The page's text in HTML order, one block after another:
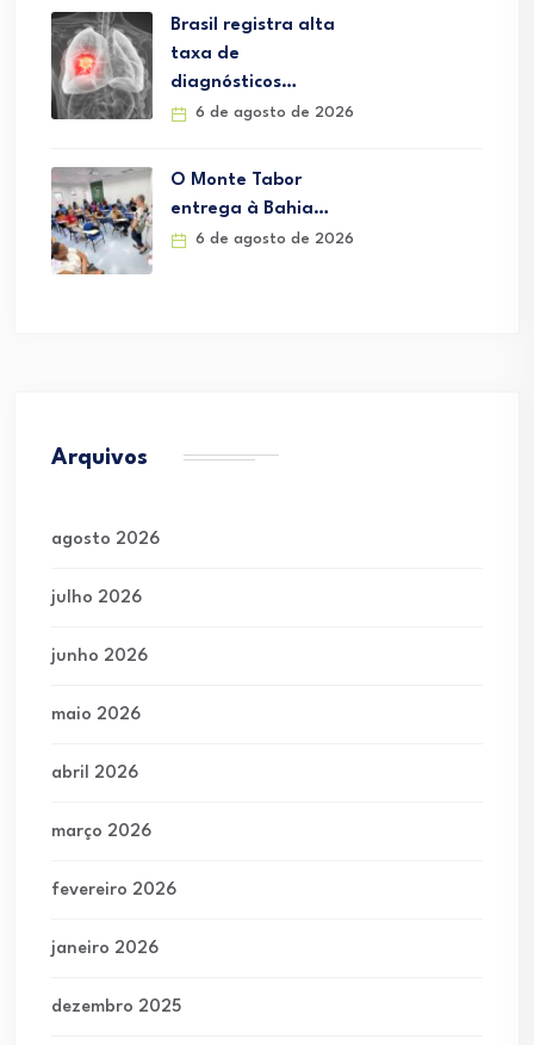
Brasil registra alta
taxa de
diagnósticos…
6 de agosto de 2026
O Monte Tabor
entrega à Bahia…
6 de agosto de 2026
Arquivos
agosto 2026
julho 2026
junho 2026
maio 2026
abril 2026
março 2026
fevereiro 2026
janeiro 2026
dezembro 2025